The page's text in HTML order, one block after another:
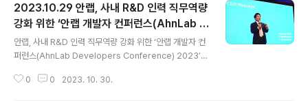
2023.10.29 안랩, 사내 R&D 인력 직무역량
강화 위한 ‘안랩 개발자 컨퍼런스(AhnLab D
evelopers Conference) 2023’ 성료
안랩, 사내 R&D 인력 직무역량 강화 위한 ‘안랩 개발자 컨
퍼런스(AhnLab Developers Conference) 2023’
발역량 강화 및 지식 확장을 위한 컨퍼런스 진행 - 강석균
0 0 2023. 10. 30.